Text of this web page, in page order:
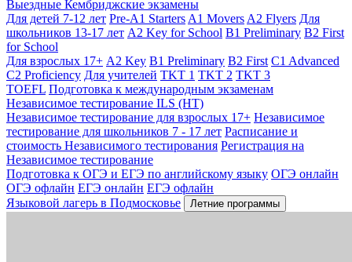
Выездные Кембриджские экзамены
Для детей 7-12 лет Pre-A1 Starters A1 Movers A2 Flyers Для
школьников 13-17 лет A2 Key for School B1 Preliminary B2 First
for School
Для взрослых 17+ A2 Key B1 Preliminary B2 First C1 Advanced
C2 Proficiency Для учителей TKT 1 TKT 2 TKT 3
TOEFL Подготовка к международным экзаменам
Независимое тестирование ILS (НТ)
Независимое тестирование для взрослых 17+ Независимое
тестирование для школьников 7 - 17 лет Расписание и
стоимость Независимого тестирования Регистрация на
Независимое тестирование
Подготовка к ОГЭ и ЕГЭ по английскому языку ОГЭ онлайн
ОГЭ офлайн ЕГЭ онлайн ЕГЭ офлайн
Языковой лагерь в Подмосковье
Летние программы